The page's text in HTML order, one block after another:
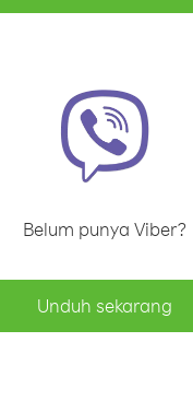
Belum punya Viber?
Unduh sekarang